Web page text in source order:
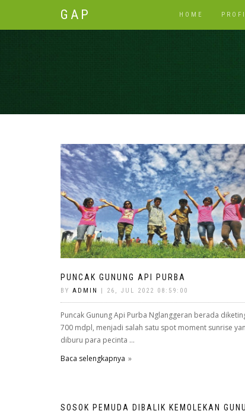
GAP HOME
PUNCAK GUNUNG API PURBA
BY ADMIN | 26, JUL 2022 08:59:00
Puncak Gunung Api Purba Nglanggeran berada
700 mdpl, menjadi salah satu spot moment sunrise
diburu para pecinta ...
Baca selengkapnya
SOSOK PEMUDA DIBALIK KEMOLEKAN